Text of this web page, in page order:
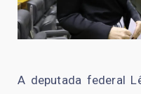
A deputada federal